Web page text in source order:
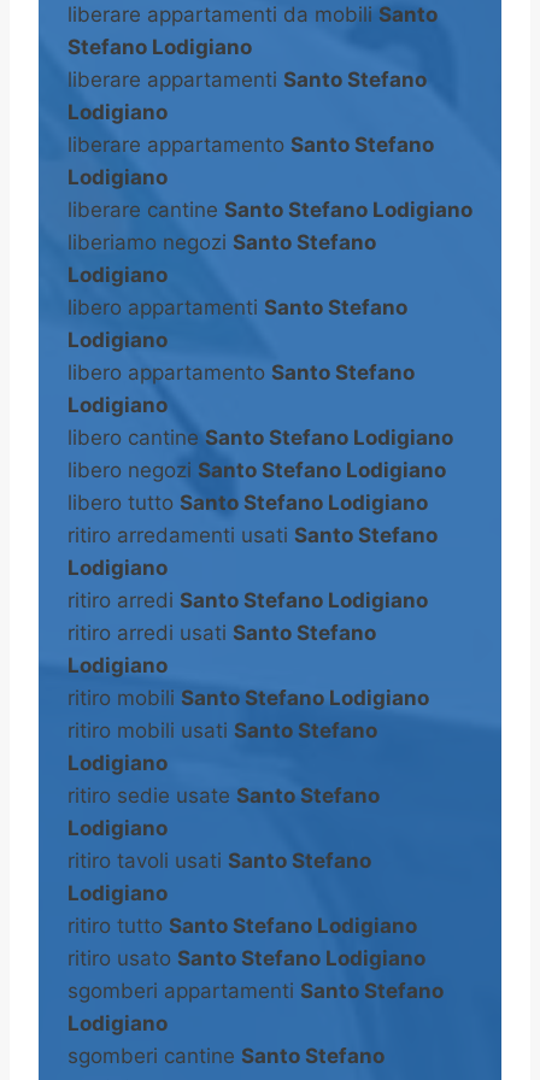
liberare appartamenti da mobili Santo
Stefano Lodigiano
liberare appartamenti Santo Stefano
Lodigiano
liberare appartamento Santo Stefano
Lodigiano
liberare cantine Santo Stefano Lodigiano
liberiamo negozi Santo Stefano
Lodigiano
libero appartamenti Santo Stefano
Lodigiano
libero appartamento Santo Stefano
Lodigiano
libero cantine Santo Stefano Lodigiano
libero negozi Santo Stefano Lodigiano
libero tutto Santo Stefano Lodigiano
ritiro arredamenti usati Santo Stefano
Lodigiano
ritiro arredi Santo Stefano Lodigiano
ritiro arredi usati Santo Stefano
Lodigiano
ritiro mobili Santo Stefano Lodigiano
ritiro mobili usati Santo Stefano
Lodigiano
ritiro sedie usate Santo Stefano
Lodigiano
ritiro tavoli usati Santo Stefano
Lodigiano
ritiro tutto Santo Stefano Lodigiano
ritiro usato Santo Stefano Lodigiano
sgomberi appartamenti Santo Stefano
Lodigiano
sgomberi cantine Santo Stefano